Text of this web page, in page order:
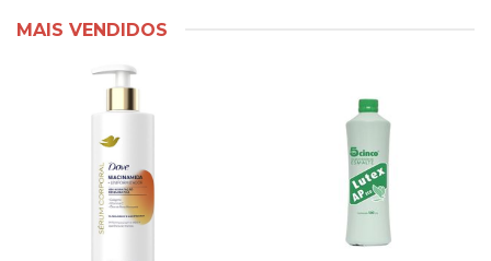
MAIS VENDIDOS